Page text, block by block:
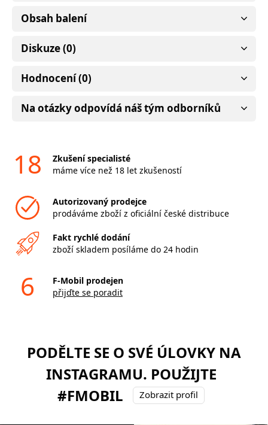
Obsah balení
Diskuze (0)
Hodnocení (0)
Na otázky odpovídá náš tým odborníků
18
Zkušení specialisté
máme více než 18 let zkušeností
Autorizovaný prodejce
prodáváme zboží z oficiální české distribuce
Fakt rychlé dodání
zboží skladem posíláme do 24 hodin
6
F-Mobil prodejen
přijďte se poradit
PODĚLTE SE O SVÉ ÚLOVKY NA
INSTAGRAMU. POUŽIJTE
#FMOBIL
Zobrazit profil